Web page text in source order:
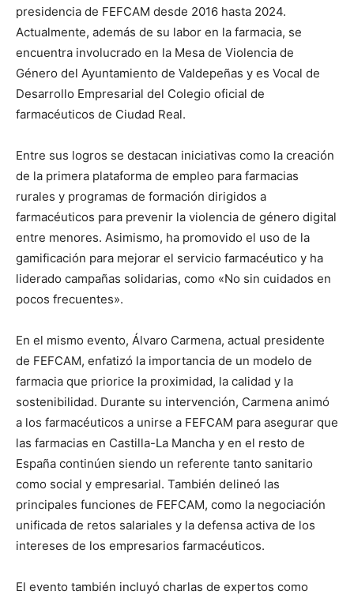
presidencia de FEFCAM desde 2016 hasta 2024.
Actualmente, además de su labor en la farmacia, se
encuentra involucrado en la Mesa de Violencia de
Género del Ayuntamiento de Valdepeñas y es Vocal de
Desarrollo Empresarial del Colegio oficial de
farmacéuticos de Ciudad Real.
Entre sus logros se destacan iniciativas como la creación
de la primera plataforma de empleo para farmacias
rurales y programas de formación dirigidos a
farmacéuticos para prevenir la violencia de género digital
entre menores. Asimismo, ha promovido el uso de la
gamificación para mejorar el servicio farmacéutico y ha
liderado campañas solidarias, como «No sin cuidados en
pocos frecuentes».
En el mismo evento, Álvaro Carmena, actual presidente
de FEFCAM, enfatizó la importancia de un modelo de
farmacia que priorice la proximidad, la calidad y la
sostenibilidad. Durante su intervención, Carmena animó
a los farmacéuticos a unirse a FEFCAM para asegurar que
las farmacias en Castilla-La Mancha y en el resto de
España continúen siendo un referente tanto sanitario
como social y empresarial. También delineó las
principales funciones de FEFCAM, como la negociación
unificada de retos salariales y la defensa activa de los
intereses de los empresarios farmacéuticos.
El evento también incluyó charlas de expertos como